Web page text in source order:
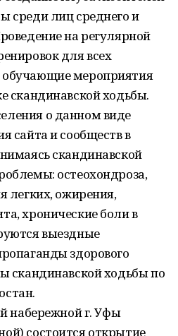
среди лиц среднего и
на регулярной
для всех
мероприятия
скандинавской ходьбы.
о данном виде
сайта и сообществ в
скандинавской
остеохондроза,
легких, ожирения,
хронические боли в
выездные
здорового
скандинавской ходьбы по
набережной г. Уфы
состоится открытие